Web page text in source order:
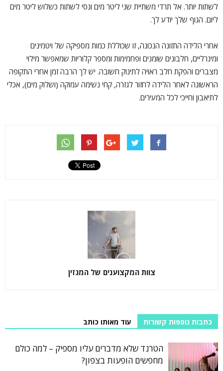
לשתות יותר. אל תרדי משתיית שני ליטר מים ונסי לשתות כשלוש ליטר מים
ליום. הגוף שלך יודע לך.
אחרי הלידה התזונה הנכונה, זו שכוללת כמות מספיקה של ויטמינים
ומינרליים, חלבונים שומנים ופחמימות ומספר קלוריות שמאפשר מילוי
מצברים והפקת חלב ראויה לתינוק חשובה. יש לך הרבה זמן אחרי התקופה
הראשונה לאחר הלידה לחזור לגזרה, קחי נשימה עמוקה (ושלוק מים), אכלי
לתיאבון וחייכי לכל המעירים.
צוות המקצוענים של המגזין
כתבות נוספות קשורות עוד מאותו כותב
הטרנד שלא מדברים עליו מספיק – למה כולם
מחפשים הופעות בצפון?